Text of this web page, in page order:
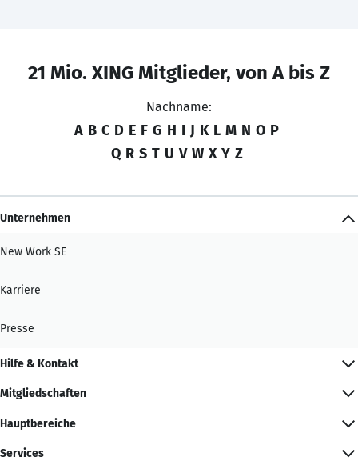
21 Mio. XING Mitglieder, von A bis Z
Nachname:
A B C D E F G H I J K L M N O P
Q R S T U V W X Y Z
Unternehmen
New Work SE
Karriere
Presse
Hilfe & Kontakt
Mitgliedschaften
Hauptbereiche
Services